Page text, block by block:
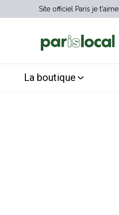
Site officiel Paris je t'aime
La boutique